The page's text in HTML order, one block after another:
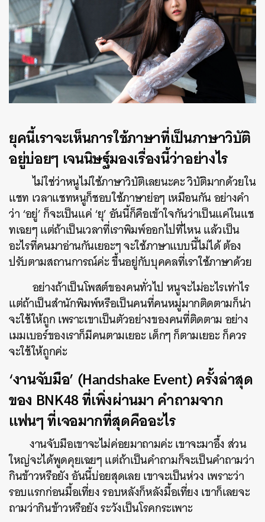
ยุคนี้เราจะเห็นการใช้ภาษาที่เป็นภาษาวิบัติ
อยู่บ่อยๆ เจนนิษฐ์มองเรื่องนี้ว่าอย่างไร
ไม่ใช่ว่าหนูไม่ใช้ภาษาวิบัติเลยนะคะ วิบัติมากด้วยใน
แชท เวลาแชทหนูก็ชอบใช้ภาษาย่อๆ เหมือนกัน อย่างคำ
ว่า ‘อยู่’ ก็จะเป็นแค่ ‘ยุ’ อันนี้ก็คือเข้าใจกันว่าเป็นแค่ในแช
ทเฉยๆ แต่ถ้าเป็นเวลาที่เราพิมพ์ออกไปที่ไหน แล้วเป็น
อะไรที่คนมาอ่านกันเยอะๆ จะใช้ภาษาแบบนี้ไม่ได้ ต้อง
ปรับตามสถานการณ์ค่ะ ขึ้นอยู่กับบุคคลที่เราใช้ภาษาด้วย
อย่างถ้าเป็นโพสต์ของคนทั่วไป หนูจะไม่อะไรเท่าไร
แต่ถ้าเป็นสำนักพิมพ์หรือเป็นคนที่คนหมู่มากติดตามก็น่า
จะใช้ให้ถูก เพราะเขาเป็นตัวอย่างของคนที่ติดตาม อย่าง
เมมเบอร์ของเราก็มีคนตามเยอะ เด็กๆ ก็ตามเยอะ ก็ควร
จะใช้ให้ถูกค่ะ
‘งานจับมือ’ (Handshake Event) ครั้งล่าสุด
ของ BNK48 ที่เพิ่งผ่านมา คำถามจาก
แฟนๆ ที่เจอมากที่สุดคืออะไร
งานจับมือเขาจะไม่ค่อยมาถามค่ะ เขาจะมาอึ้ง ส่วน
ใหญ่จะได้พูดคุยเฉยๆ แต่ถ้าเป็นคำถามก็จะเป็นคำถามว่า
กินข้าวหรือยัง อันนี้บ่อยสุดเลย เขาจะเป็นห่วง เพราะว่า
รอบแรกก่อนมื้อเที่ยง รอบหลังก็หลังมื้อเที่ยง เขาก็เลยจะ
ถามว่ากินข้าวหรือยัง ระวังเป็นโรคกระเพาะ